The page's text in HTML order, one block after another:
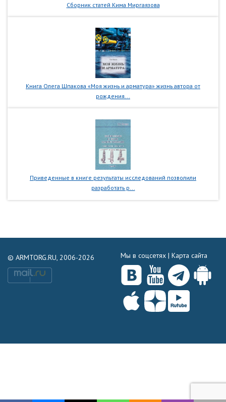
Сборник статей Кима Миргаязова
Книга Олега Шпакова «Моя жизнь и арматура» жизнь автора от
рождения...
Приведенные в книге результаты исследований позволили
разработать р...
© ARMTORG.RU, 2006-2026 Мы в соцсетях | Карта сайта